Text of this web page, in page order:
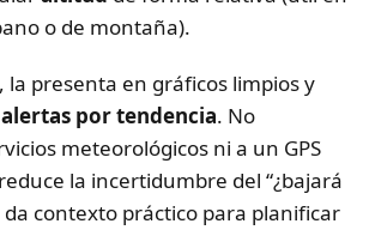
o de montaña).
la presenta en gráficos limpios y
alertas por tendencia. No
meteorológicos ni a un GPS
la incertidumbre del “¿bajará
da contexto práctico para planificar